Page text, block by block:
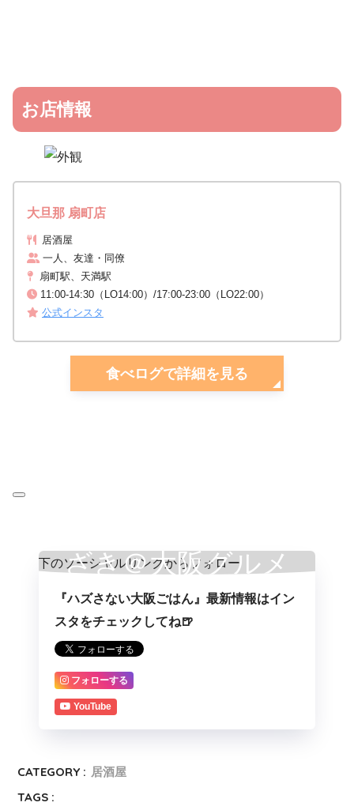
お店情報
大旦那 扇町店
居酒屋
一人、友達・同僚
扇町駅、天満駅
11:00-14:30（LO14:00）/17:00-23:00（LO22:00）
公式インスタ
食べログで詳細を見る
ざき＠大阪グルメ
『ハズさない大阪ごはん』最新情報はイン
スタをチェックしてね🍺
フォローする
YouTube
CATEGORY : 居酒屋
TAGS :